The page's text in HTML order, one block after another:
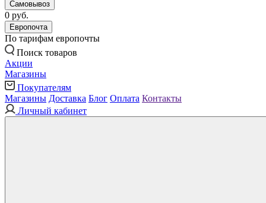
Самовывоз
0 руб.
Европочта
По тарифам европочты
Поиск товаров
Акции
Магазины
Покупателям
Магазины Доставка Блог Оплата Контакты
Личный кабинет